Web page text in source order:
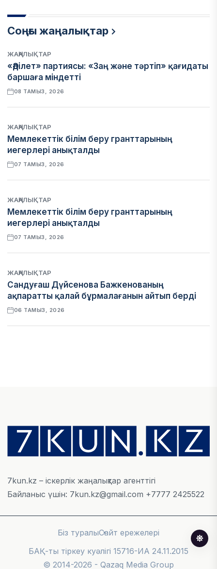
Соңғы жаңалықтар
ЖАҢАЛЫҚТАР
«Әділет» партиясы: «Заң және тәртіп» қағидаты
баршаға міндетті
08 ТАМЫЗ, 2026
ЖАҢАЛЫҚТАР
Мемлекеттік білім беру гранттарының
иегерлері анықталды
07 ТАМЫЗ, 2026
ЖАҢАЛЫҚТАР
Мемлекеттік білім беру гранттарының
иегерлері анықталды
07 ТАМЫЗ, 2026
ЖАҢАЛЫҚТАР
Сандуғаш Дүйсенова Бажкенованың
ақпаратты қалай бұрмалағанын айтып берді
06 ТАМЫЗ, 2026
Алматы қалалық МКД мүлікті сатудан
алынатын салық туралы сұрақтарға жауап
берді
«Бәйтерек» холдингінің инвестициялық және
7kun.kz – іскерлік жаңалықтар агенттігі
Байланыс үшін: 7kun.kz@gmail.com +7777 2425522
Біз туралыСайт ережелері
БАҚ-ты тіркеу куәлігі 15716-ИА 24.11.2015
© 2014-2026 - Qazaq Media Group